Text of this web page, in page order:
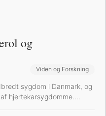
og
Viden og Forskning
sygdom i Danmark, og
hjertekarsygdomme....